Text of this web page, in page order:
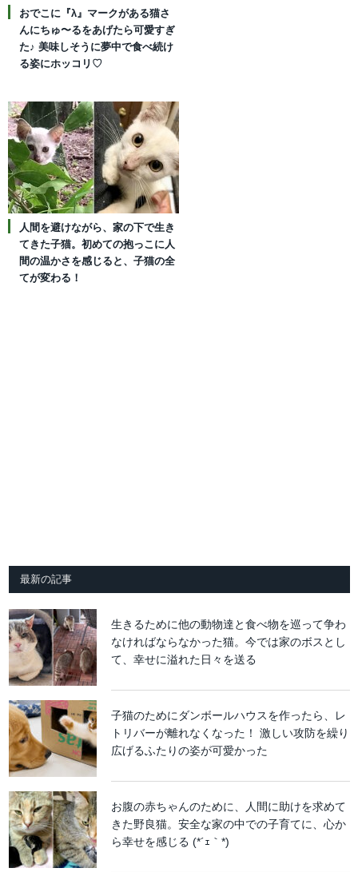
おでこに『λ』マークがある猫さ
んにちゅ〜るをあげたら可愛すぎ
た♪ 美味しそうに夢中で食べ続け
る姿にホッコリ♡
人間を避けながら、家の下で生き
てきた子猫。初めての抱っこに人
間の温かさを感じると、子猫の全
てが変わる！
最新の記事
生きるために他の動物達と食べ物を巡って争わ
なければならなかった猫。今では家のボスとし
て、幸せに溢れた日々を送る
子猫のためにダンボールハウスを作ったら、レ
トリバーが離れなくなった！ 激しい攻防を繰り
広げるふたりの姿が可愛かった
お腹の赤ちゃんのために、人間に助けを求めて
きた野良猫。安全な家の中での子育てに、心か
ら幸せを感じる (*´ｪ｀*)